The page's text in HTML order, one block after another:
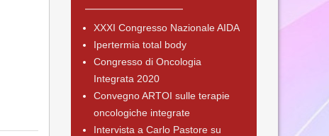
XXXI Congresso Nazionale AIDA
Ipertermia total body
Congresso di Oncologia
Integrata 2020
Convegno ARTOI sulle terapie
oncologiche integrate
Intervista a Carlo Pastore su